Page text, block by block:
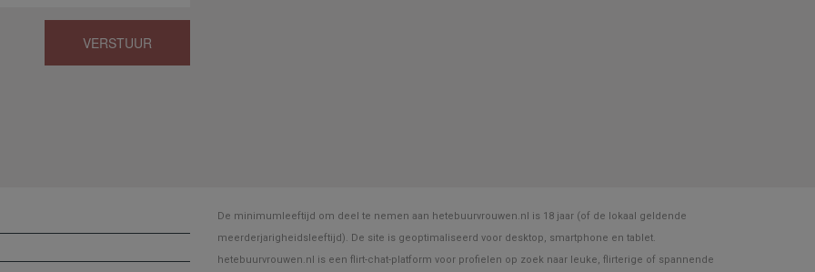
VERSTUUR
De minimumleeftijd om deel te nemen aan hetebuurvrouwen.nl is 18 jaar (of de lokaal geldende
meerderjarigheidsleeftijd). De site is geoptimaliseerd voor desktop, smartphone en tablet.
hetebuurvrouwen.nl is een flirt-chat-platform voor profielen op zoek naar leuke, flirterige of spannende